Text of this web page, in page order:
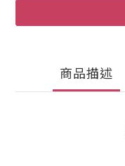
商品描述